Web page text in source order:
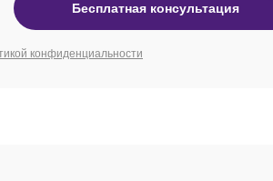
Бесплатная консультация
конфиденциальности